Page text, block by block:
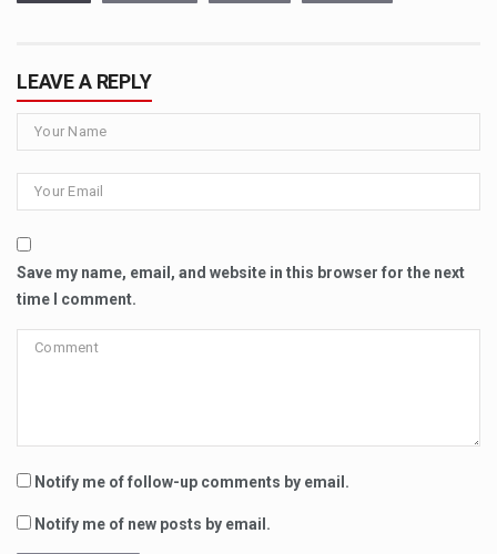
LEAVE A REPLY
Save my name, email, and website in this browser for the next
time I comment.
Notify me of follow-up comments by email.
Notify me of new posts by email.